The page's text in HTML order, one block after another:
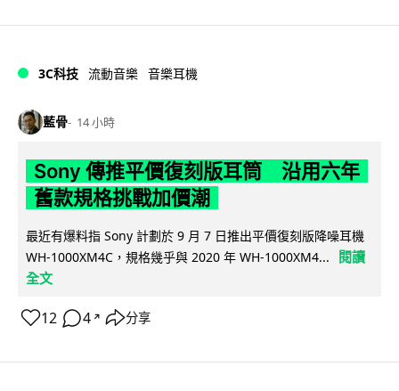
3C科技 流動音樂 音樂耳機
藍骨 14 小時
Sony 傳推平價復刻版耳筒 沿用六年
舊款規格挑戰加價潮
最近有爆料指 Sony 計劃於 9 月 7 日推出平價復刻版降噪耳機
WH-1000XM4C，規格幾乎與 2020 年 WH-1000XM4...
閱讀
全文
12 4 ↗ 分享